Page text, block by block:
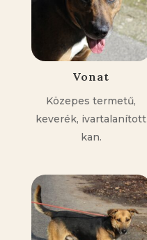
Vonat
Közepes termetű,
keverék, ivartalanított
kan.